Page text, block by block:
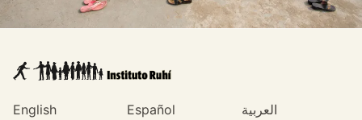
English Español
العربية